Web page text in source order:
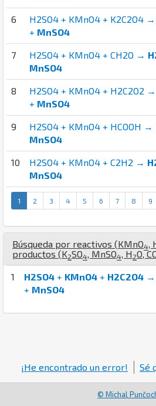
6 H2SO4 + KMnO4 + K2C2O4 →
+ MnSO4
7 H2SO4 + KMnO4 + CH2O →
MnSO4
8 H2SO4 + KMnO4 + H2C2O2 →
+ MnSO4
9 H2SO4 + KMnO4 + HCOOH →
MnSO4
10 H2SO4 + KMnO4 + C2H2 →
MnSO4
1 2 3 4 5 6 7 8 9
Búsqueda por reactivos (KMnO4,
productos (K2SO4, MnSO4, H 2O,C
1 H2SO4 + KMnO4 + H2C2O4 →
+ MnSO4
¡He encontrado un error! Sé
© Michal